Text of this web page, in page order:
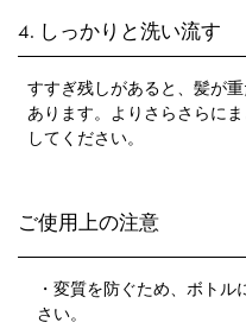
4. しっかりと洗い流す
すすぎ残しがあると、髪が
あります。よりさらさらに
してください。
ご使用上の注意
・変質を防ぐため、ボト
さい。